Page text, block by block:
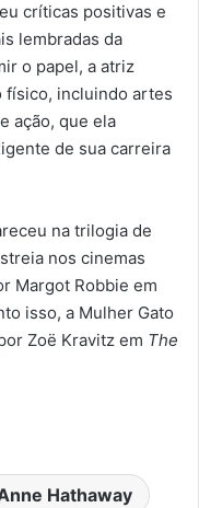
críticas positivas e
lembradas da
o papel, a atriz
físico, incluindo artes
ação, que ela
de sua carreira
na trilogia de
nos cinemas
Margot Robbie em
isso, a Mulher Gato
Zoë Kravitz em The
Hathaway